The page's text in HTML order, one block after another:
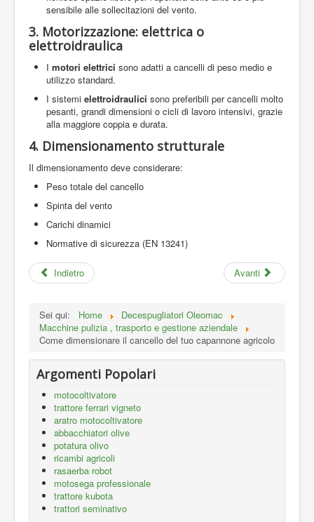
sensibile alle sollecitazioni del vento.
3. Motorizzazione: elettrica o
elettroidraulica
I motori elettrici sono adatti a cancelli di peso medio e
utilizzo standard.
I sistemi elettroidraulici sono preferibili per cancelli molto
pesanti, grandi dimensioni o cicli di lavoro intensivi, grazie
alla maggiore coppia e durata.
4. Dimensionamento strutturale
Il dimensionamento deve considerare:
Peso totale del cancello
Spinta del vento
Carichi dinamici
Normative di sicurezza (EN 13241)
Indietro Avanti
Sei qui: Home
Decespugliatori Oleomac
Macchine pulizia , trasporto e gestione aziendale
Come dimensionare il cancello del tuo capannone agricolo
Argomenti Popolari
motocoltivatore
trattore ferrari vigneto
aratro motocoltivatore
abbacchiatori olive
potatura olivo
ricambi agricoli
rasaerba robot
motosega professionale
trattore kubota
trattori seminativo